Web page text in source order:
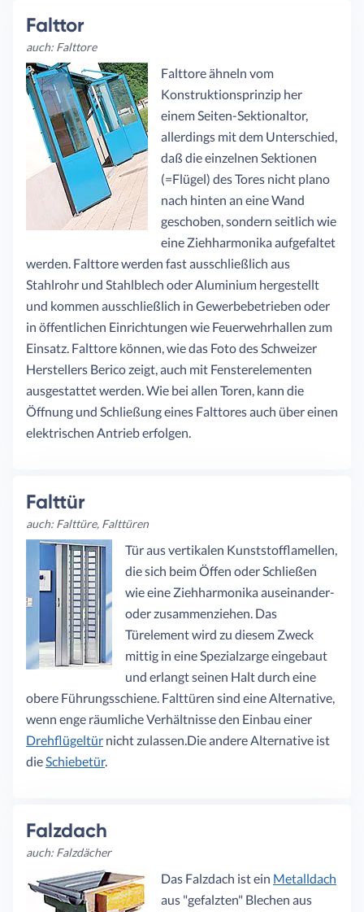
Falttor
auch: Falttore
Falttore ähneln vom
Konstruktionsprinzip her
einem Seiten-Sektionaltor,
allerdings mit dem Unterschied,
daß die einzelnen Sektionen
(=Flügel) des Tores nicht plano
nach hinten an eine Wand
geschoben, sondern seitlich wie
eine Ziehharmonika aufgefaltet
werden. Falttore werden fast ausschließlich aus
Stahlrohr und Stahlblech oder Aluminium hergestellt
und kommen ausschließlich in Gewerbebetrieben oder
in öffentlichen Einrichtungen wie Feuerwehrhallen zum
Einsatz. Falttore können, wie das Foto des Schweizer
Herstellers Berico zeigt, auch mit Fensterelementen
ausgestattet werden. Wie bei allen Toren, kann die
Öffnung und Schließung eines Falttores auch über einen
elektrischen Antrieb erfolgen.
Falttür
auch: Falttüre, Falttüren
Tür aus vertikalen Kunststofflamellen,
die sich beim Öffen oder Schließen
wie eine Ziehharmonika auseinander-
oder zusammenziehen. Das
Türelement wird zu diesem Zweck
mittig in eine Spezialzarge eingebaut
und erlangt seinen Halt durch eine
obere Führungsschiene. Falttüren sind eine Alternative,
wenn enge räumliche Verhältnisse den Einbau einer
Drehflügeltür nicht zulassen.Die andere Alternative ist
dieSchiebetür.
Falzdach
auch: Falzdächer
Das Falzdach ist ein Metalldach
aus "gefalzten" Blechen aus